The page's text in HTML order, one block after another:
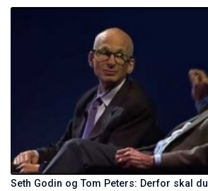
Seth Godin og Tom Peters: Derfor skal